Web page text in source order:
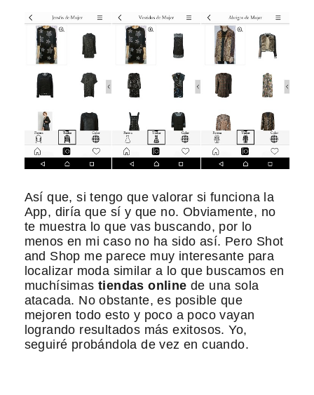
Así que, si tengo que valorar si funciona la
App, diría que sí y que no. Obviamente, no
te muestra lo que vas buscando, por lo
menos en mi caso no ha sido así. Pero Shot
and Shop me parece muy interesante para
localizar moda similar a lo que buscamos en
muchísimas tiendas online de una sola
atacada. No obstante, es posible que
mejoren todo esto y poco a poco vayan
logrando resultados más exitosos. Yo,
seguiré probándola de vez en cuando.